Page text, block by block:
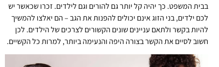
בבית המשפט. כך יהיה קל יותר גם להורים וגם לילדים. זכרו שכאשר יש
לכם ילדים, בני הזוג אינם יכולים להפנות את הגב – הם יאלצו להמשיך
להיות בקשר ולתאם עניינים שונים הקשורים לצרכים של הילדים. לכן
חשוב לסיים את הקשר בצורה היפה והנעימה ביותר, למרות כל הקשיים.